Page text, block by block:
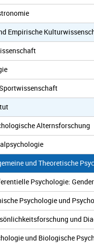
Empirische
Alternsforschung
und Theoretische
Psychologie:
Psychologie und
und
und Biologische